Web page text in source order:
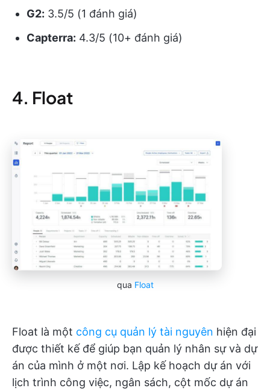
G2: 3.5/5 (1 đánh giá)
Capterra: 4.3/5 (10+ đánh giá)
4. Float
qua Float
Float là một công cụ quản lý tài nguyên hiện đại
được thiết kế để giúp bạn quản lý nhân sự và dự
án của mình ở một nơi. Lập kế hoạch dự án với
lịch trình công việc, ngân sách, cột mốc dự án